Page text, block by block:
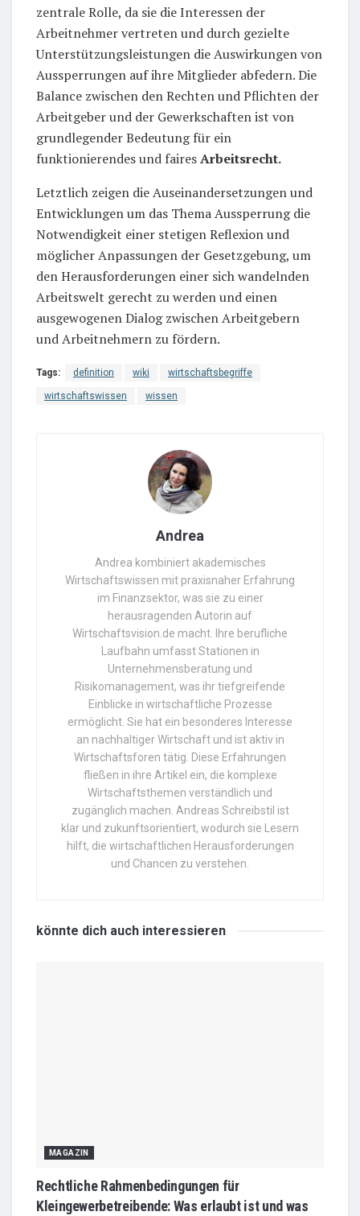
zentrale Rolle, da sie die Interessen der
Arbeitnehmer vertreten und durch gezielte
Unterstützungsleistungen die Auswirkungen von
Aussperrungen auf ihre Mitglieder abfedern. Die
Balance zwischen den Rechten und Pflichten der
Arbeitgeber und der Gewerkschaften ist von
grundlegender Bedeutung für ein
funktionierendes und fairesArbeitsrecht.
Letztlich zeigen die Auseinandersetzungen und
Entwicklungen um das Thema Aussperrung die
Notwendigkeit einer stetigen Reflexion und
möglicher Anpassungen der Gesetzgebung, um
den Herausforderungen einer sich wandelnden
Arbeitswelt gerecht zu werden und einen
ausgewogenen Dialog zwischen Arbeitgebern
und Arbeitnehmern zu fördern.
Tags: definition wiki wirtschaftsbegriffe
wirtschaftswissen wissen
Andrea
Andrea kombiniert akademisches
Wirtschaftswissen mit praxisnaher Erfahrung
im Finanzsektor, was sie zu einer
herausragenden Autorin auf
Wirtschaftsvision.de macht. Ihre berufliche
Laufbahn umfasst Stationen in
Unternehmensberatung und
Risikomanagement, was ihr tiefgreifende
Einblicke in wirtschaftliche Prozesse
ermöglicht. Sie hat ein besonderes Interesse
an nachhaltiger Wirtschaft und ist aktiv in
Wirtschaftsforen tätig. Diese Erfahrungen
fließen in ihre Artikel ein, die komplexe
Wirtschaftsthemen verständlich und
zugänglich machen. Andreas Schreibstil ist
klar und zukunftsorientiert, wodurch sie Lesern
hilft, die wirtschaftlichen Herausforderungen
und Chancen zu verstehen.
könnte dich auch interessieren
MAGAZIN
Rechtliche Rahmenbedingungen für
Kleingewerbetreibende: Was erlaubt ist und was